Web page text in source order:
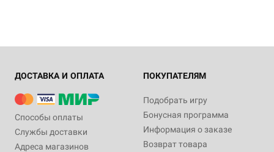
ДОСТАВКА И ОПЛАТА
Способы оплаты
Службы доставки
Адреса магазинов
ПОКУПАТЕЛЯМ
Подобрать игру
Бонусная программа
Информация о заказе
Возврат товара